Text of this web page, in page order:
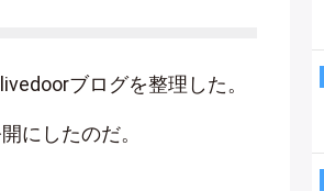
ブログを整理した。
にしたのだ。